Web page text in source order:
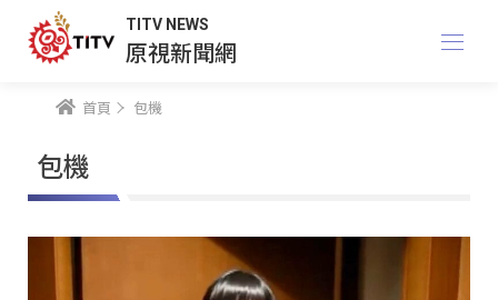
TITV NEWS
原視新聞網
首頁 包機
包機